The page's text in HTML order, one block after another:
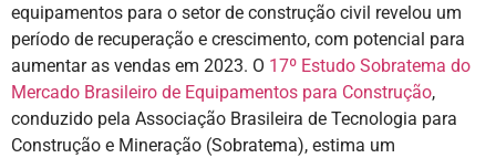
equipamentos para o setor de construção civil revelou um
período de recuperação e crescimento, com potencial para
aumentar as vendas em 2023. O 17º Estudo Sobratema do
Mercado Brasileiro de Equipamentos para Construção,
conduzido pela Associação Brasileira de Tecnologia para
Construção e Mineração (Sobratema), estima um